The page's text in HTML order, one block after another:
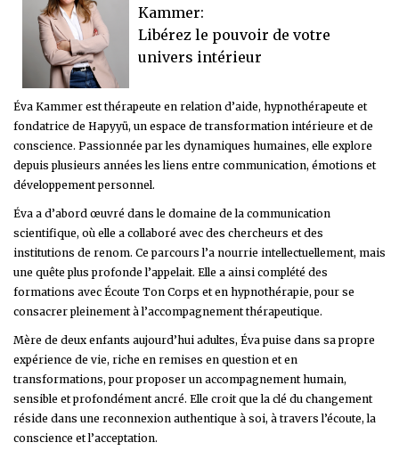
Kammer:
Libérez le pouvoir de votre
univers intérieur
Éva Kammer est thérapeute en relation d’aide, hypnothérapeute et
fondatrice de Hapyyü, un espace de transformation intérieure et de
conscience. Passionnée par les dynamiques humaines, elle explore
depuis plusieurs années les liens entre communication, émotions et
développement personnel.
Éva a d’abord œuvré dans le domaine de la communication
scientifique, où elle a collaboré avec des chercheurs et des
institutions de renom. Ce parcours l’a nourrie intellectuellement, mais
une quête plus profonde l’appelait. Elle a ainsi complété des
formations avec Écoute Ton Corps et en hypnothérapie, pour se
consacrer pleinement à l’accompagnement thérapeutique.
Mère de deux enfants aujourd’hui adultes, Éva puise dans sa propre
expérience de vie, riche en remises en question et en
transformations, pour proposer un accompagnement humain,
sensible et profondément ancré. Elle croit que la clé du changement
réside dans une reconnexion authentique à soi, à travers l’écoute, la
conscience et l’acceptation.